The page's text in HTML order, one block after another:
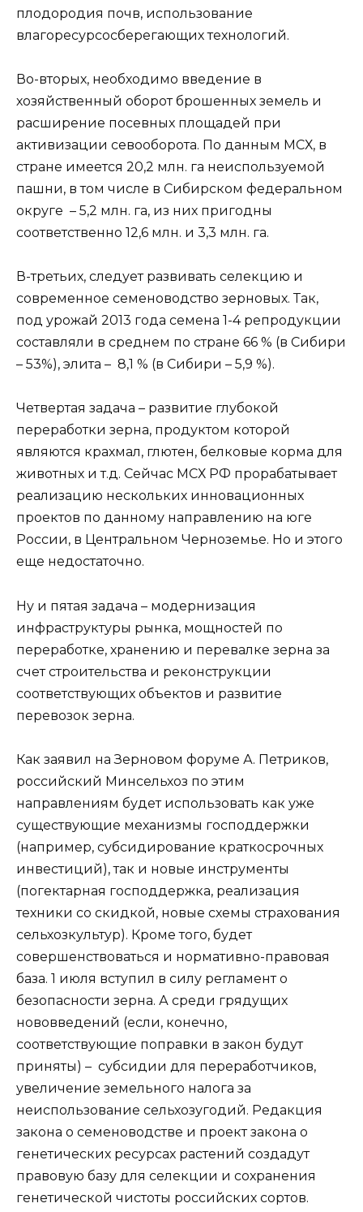
плодородия почв, использование
влагоресурсосберегающих технологий.
Во-вторых, необходимо введение в
хозяйственный оборот брошенных земель и
расширение посевных площадей при
активизации севооборота. По данным МСХ, в
стране имеется 20,2 млн. га неиспользуемой
пашни, в том числе в Сибирском федеральном
округе – 5,2 млн. га, из них пригодны
соответственно 12,6 млн. и 3,3 млн. га.
В-третьих, следует развивать селекцию и
современное семеноводство зерновых. Так,
под урожай 2013 года семена 1-4 репродукции
составляли в среднем по стране 66 % (в Сибири
– 53%), элита – 8,1 % (в Сибири – 5,9 %).
Четвертая задача – развитие глубокой
переработки зерна, продуктом которой
являются крахмал, глютен, белковые корма для
животных и т.д. Сейчас МСХ РФ прорабатывает
реализацию нескольких инновационных
проектов по данному направлению на юге
России, в Центральном Черноземье. Но и этого
еще недостаточно.
Ну и пятая задача – модернизация
инфраструктуры рынка, мощностей по
переработке, хранению и перевалке зерна за
счет строительства и реконструкции
соответствующих объектов и развитие
перевозок зерна.
Как заявил на Зерновом форуме А. Петриков,
российский Минсельхоз по этим
направлениям будет использовать как уже
существующие механизмы господдержки
(например, субсидирование краткосрочных
инвестиций), так и новые инструменты
(погектарная господдержка, реализация
техники со скидкой, новые схемы страхования
сельхозкультур). Кроме того, будет
совершенствоваться и нормативно-правовая
база. 1 июля вступил в силу регламент о
безопасности зерна. А среди грядущих
нововведений (если, конечно,
соответствующие поправки в закон будут
приняты) – субсидии для переработчиков,
увеличение земельного налога за
неиспользование сельхозугодий. Редакция
закона о семеноводстве и проект закона о
генетических ресурсах растений создадут
правовую базу для селекции и сохранения
генетической чистоты российских сортов.